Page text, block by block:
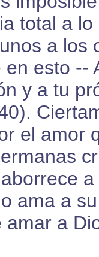
total a
a los
en esto --
y a tu
el amor
ama a
a